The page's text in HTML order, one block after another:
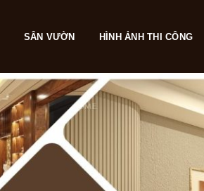
SÂN VƯỜN HÌNH ẢNH THI CÔNG